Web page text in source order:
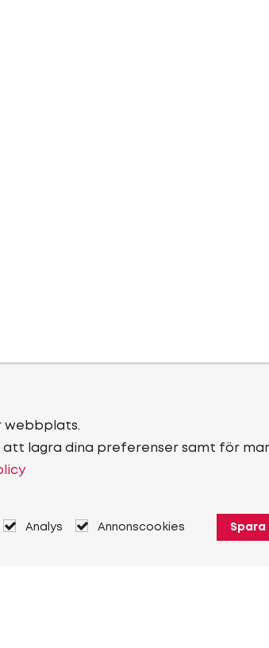
webbplats.
lagra dina preferenser samt för
Analys Annonscookies